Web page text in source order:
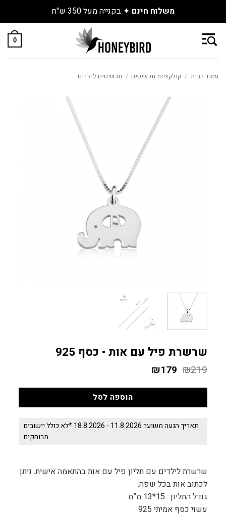
משלוח חינם ✦ בקנייה מעל 350 ש"ח
0
עמוד הבית / קולקציות תכשיטים / תכשיטים לילדים
שרשרת פיל עם אות • כסף 925
₪219 המחיר
היה:
₪179
הוא:
₪179.הוספה לסל
תאריך הגעה משוער 11.8.2026 - 18.8.2026 *לא כולל יישובים
מרוחקים
שרשרת לילדים עם תליון פיל עם אות בהתאמה אישית. ניתן
לכתוב אות בכל שפה.
גודל התליון : 15*13 מ”מ
עשוי כסף אמיתי 925